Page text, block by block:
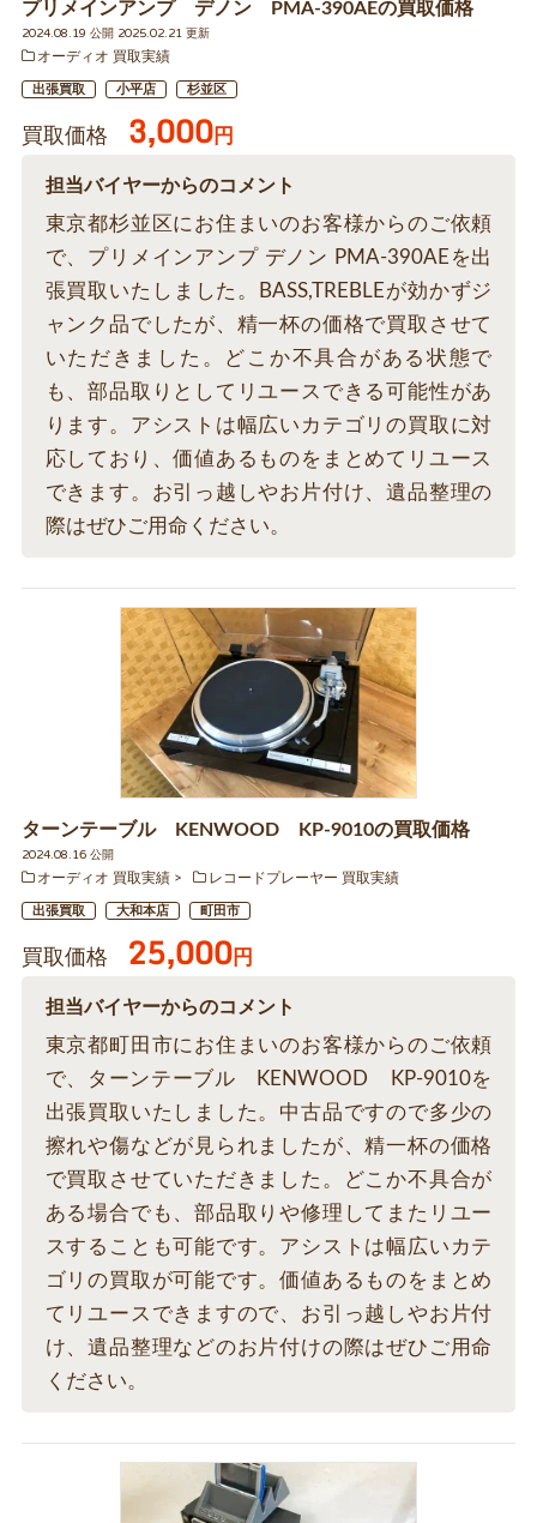
プリメインアンプ デノン PMA-390AEの買取価格
2024.08.19 公開 2025.02.21 更新
オーディオ 買取実績
出張買取 小平店 杉並区
買取価格 3,000円
担当バイヤーからのコメント
東京都杉並区にお住まいのお客様からのご依頼
で、プリメインアンプ デノン PMA-390AEを出
張買取いたしました。BASS,TREBLEが効かずジ
ャンク品でしたが、精一杯の価格で買取させて
いただきました。どこか不具合がある状態で
も、部品取りとしてリユースできる可能性があ
ります。アシストは幅広いカテゴリの買取に対
応しており、価値あるものをまとめてリユース
できます。お引っ越しやお片付け、遺品整理の
際はぜひご用命ください。
ターンテーブル KENWOOD KP-9010の買取価格
2024.08.16 公開
オーディオ 買取実績
レコードプレーヤー 買取実績
出張買取 大和本店 町田市
買取価格 25,000円
担当バイヤーからのコメント
東京都町田市にお住まいのお客様からのご依頼
で、ターンテーブル KENWOOD KP-9010を
出張買取いたしました。中古品ですので多少の
擦れや傷などが見られましたが、精一杯の価格
で買取させていただきました。どこか不具合が
ある場合でも、部品取りや修理してまたリユー
スすることも可能です。アシストは幅広いカテ
ゴリの買取が可能です。価値あるものをまとめ
てリユースできますので、お引っ越しやお片付
け、遺品整理などのお片付けの際はぜひご用命
ください。